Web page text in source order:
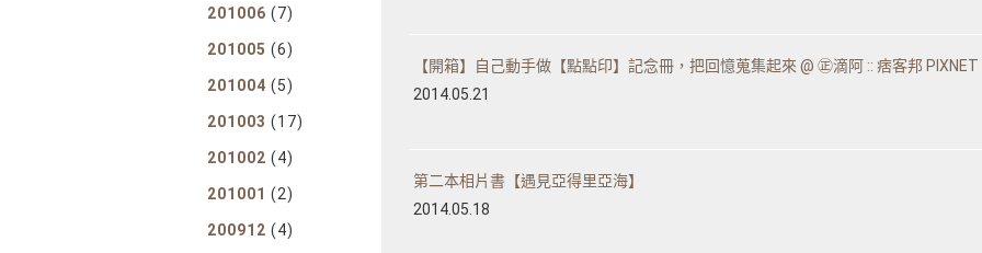
201006 (7)
201005 (6)
201004 (5)
201003 (17)
201002 (4)
201001 (2)
200912 (4)
【開箱】自己動手做【點點印】記念冊，把回憶蒐集起來 @ ㊣滴阿 :: 痞客邦 PIXNET
2014.05.21
第二本相片書【遇見亞得里亞海】
2014.05.18